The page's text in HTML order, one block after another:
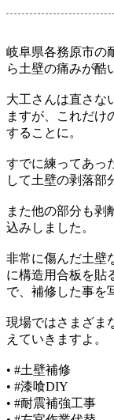
岐阜県各務原市の
ら土壁の痛みが酷
大工さんは直さな
ますが、これだけ
することに。
すでに練ってあっ
して土壁の剥落部
また他の部分も剥
込みしました。
非常に傷んだ土壁
に構造用合板を貼
で、補修した事を
現場ではさまざま
えていきますよ。
• #土壁補修
• #漆喰DIY
• #耐震補強工事